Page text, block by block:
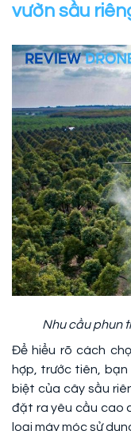
vườn sầu
Nhu cầu phun
Để hiểu rõ cách
hợp, trước tiên, bạn
biệt của cây sầu
đặt ra yêu cầu cao
loại máy móc sử